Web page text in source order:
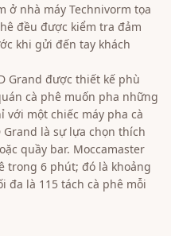
ở nhà máy Technivorm tọa
đều được kiểm tra đảm
khi gửi đến tay khách
Grand được thiết kế phù
cà phê muốn pha những
với một chiếc máy pha cà
Grand là sự lựa chọn thích
quầy bar. Moccamaster
trong 6 phút; đó là khoảng
đa là 115 tách cà phê mỗi